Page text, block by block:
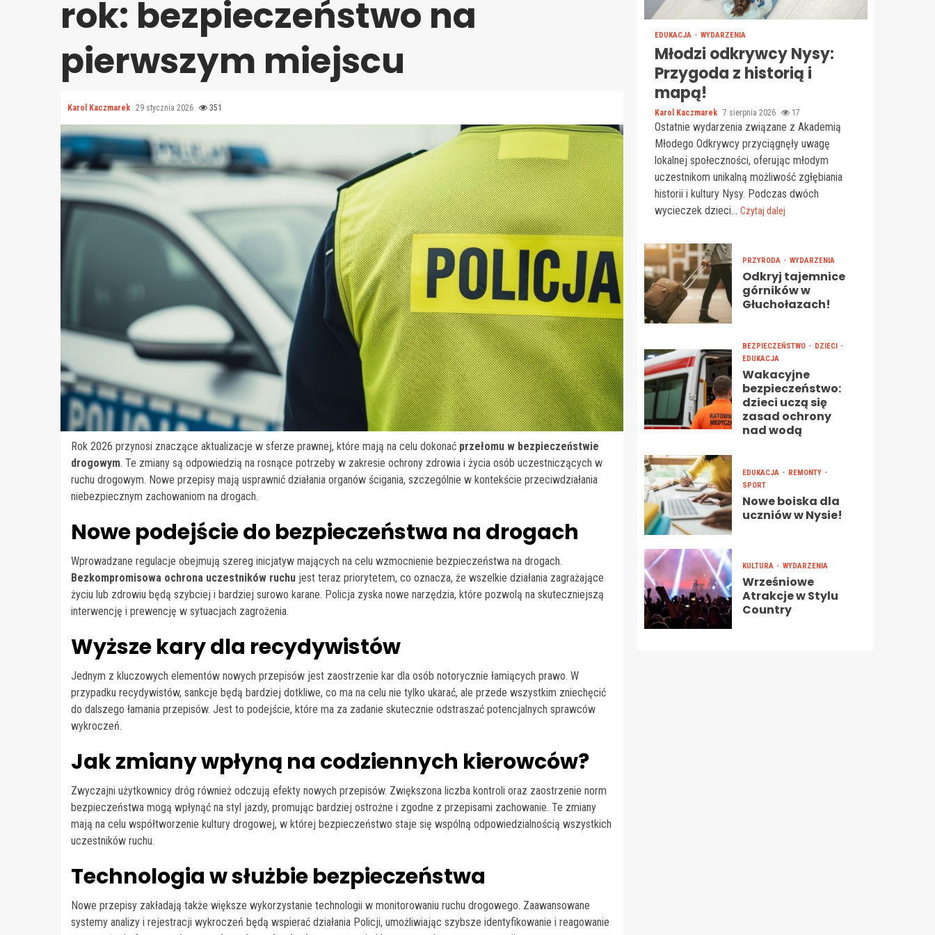
rok: bezpieczeństwo na
pierwszym miejscu
Karol Kaczmarek 29 stycznia 2026 351
Rok 2026 przynosi znaczące aktualizacje w sferze prawnej, które mają na celu dokonać przełomu w bezpieczeństwie
drogowym. Te zmiany są odpowiedzią na rosnące potrzeby w zakresie ochrony zdrowia i życia osób uczestniczących w
ruchu drogowym. Nowe przepisy mają usprawnić działania organów ścigania, szczególnie w kontekście przeciwdziałania
niebezpiecznym zachowaniom na drogach.
Nowe podejście do bezpieczeństwa na drogach
Wprowadzane regulacje obejmują szereg inicjatyw mających na celu wzmocnienie bezpieczeństwa na drogach.
Bezkompromisowa ochrona uczestników ruchu jest teraz priorytetem, co oznacza, że wszelkie działania zagrażające
życiu lub zdrowiu będą szybciej i bardziej surowo karane. Policja zyska nowe narzędzia, które pozwolą na skuteczniejszą
interwencję i prewencję w sytuacjach zagrożenia.
Wyższe kary dla recydywistów
Jednym z kluczowych elementów nowych przepisów jest zaostrzenie kar dla osób notorycznie łamiących prawo. W
przypadku recydywistów, sankcje będą bardziej dotkliwe, co ma na celu nie tylko ukarać, ale przede wszystkim zniechęcić
do dalszego łamania przepisów. Jest to podejście, które ma za zadanie skutecznie odstraszać potencjalnych sprawców
wykroczeń.
Jak zmiany wpłyną na codziennych kierowców?
Zwyczajni użytkownicy dróg również odczują efekty nowych przepisów. Zwiększona liczba kontroli oraz zaostrzenie norm
bezpieczeństwa mogą wpłynąć na styl jazdy, promując bardziej ostrożne i zgodne z przepisami zachowanie. Te zmiany
mają na celu współtworzenie kultury drogowej, w której bezpieczeństwo staje się wspólną odpowiedzialnością wszystkich
uczestników ruchu.
Technologia w służbie bezpieczeństwa
Nowe przepisy zakładają także większe wykorzystanie technologii w monitorowaniu ruchu drogowego. Zaawansowane
systemy analizy i rejestracji wykroczeń będą wspierać działania Policji, umożliwiając szybsze identyfikowanie i reagowanie
EDUKACJA WYDARZENIA
Młodzi odkrywcy Nysy:
Przygoda z historią i
mapą!
Karol Kaczmarek 7 sierpnia 2026 17
Ostatnie wydarzenia związane z Akademią
Młodego Odkrywcy przyciągnęły uwagę
lokalnej społeczności, oferując młodym
uczestnikom unikalną możliwość zgłębiania
historii i kultury Nysy. Podczas dwóch
wycieczek dzieci... Czytaj dalej
PRZYRODA WYDARZENIA
Odkryj tajemnice
górników w
Głuchołazach!
BEZPIECZEŃSTWO
DZIECI
EDUKACJA
Wakacyjne
bezpieczeństwo:
dzieci uczą się
zasad ochrony
nad wodą
EDUKACJA
REMONTY
SPORT
Nowe boiska dla
uczniów w Nysie!
KULTURA WYDARZENIA
Wrześniowe
Atrakcje w Stylu
Country